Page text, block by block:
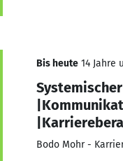
Bis heute 14 Jahre
Bodo Mohr -